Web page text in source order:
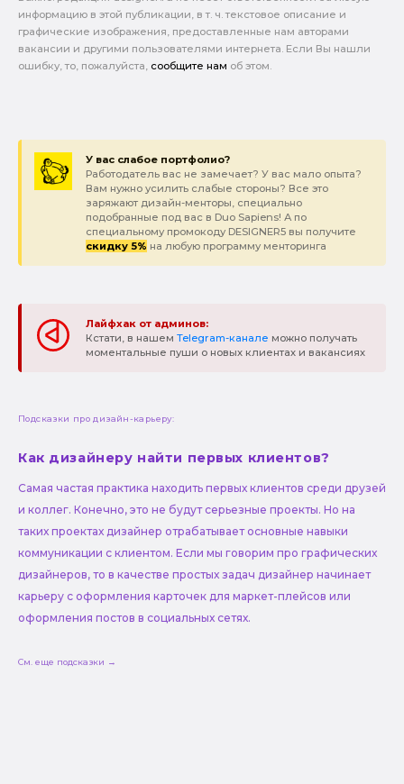
информацию в этой публикации, в т. ч. текстовое описание и
графические изображения, предоставленные нам авторами
вакансии и другими пользователями интернета. Если Вы нашли
ошибку, то, пожалуйста, сообщите нам об этом.
У вас слабое портфолио?
Работодатель вас не замечает? У вас мало опыта?
Вам нужно усилить слабые стороны? Все это
заряжают дизайн-менторы, специально
подобранные под вас в Duo Sapiens! А по
специальному промокоду DESIGNER5 вы получите
скидку 5% на любую программу менторинга
Лайфхак от админов:
Кстати, в нашем Telegram-канале можно получать
моментальные пуши о новых клиентах и вакансиях
Подсказки про дизайн-карьеру:
Как дизайнеру найти первых клиентов?
Самая частая практика находить первых клиентов среди друзей
и коллег. Конечно, это не будут серьезные проекты. Но на
таких проектах дизайнер отрабатывает основные навыки
коммуникации с клиентом. Если мы говорим про графических
дизайнеров, то в качестве простых задач дизайнер начинает
карьеру с оформления карточек для маркет-плейсов или
оформления постов в социальных сетях.
См. еще подсказки →